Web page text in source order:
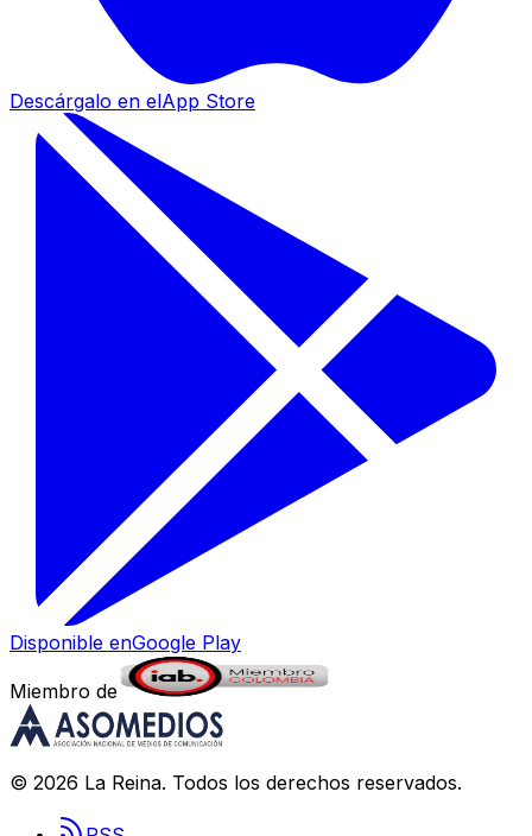
Descárgalo en elApp Store
Disponible enGoogle Play
Miembro de
© 2026 La Reina. Todos los derechos reservados.